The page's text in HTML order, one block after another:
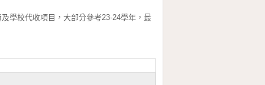
學校代收項目，大部分參考23-24學年，最